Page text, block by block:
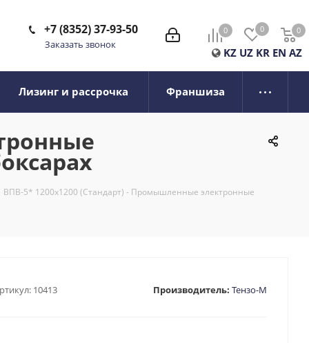
0 0 0
0
KZ UZ KR EN AZ
+7 (8352) 37-93-50
Заказать звонок
Лизинг и рассрочка Франшиза
ВПВ-5* 1200х1200 (Стандарт) - Промышленные электронные
10413 Производитель: Тензо-М